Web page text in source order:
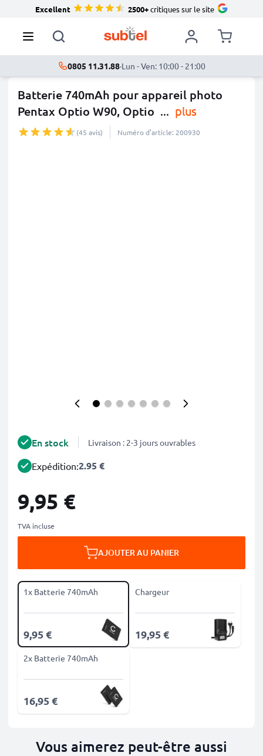
Excellent 2500+critiques sur le site
0805 11.31.88·Lun - Ven: 10:00 - 21:00
Batterie 740mAh pour appareil photo
Pentax Optio W90, Optio ... plus
(45 avis) Numéro d’article: 200930
En stock Livraison : 2-3 jours ouvrables
Expédition:2.95 €
9,95 €
TVA incluse
AJOUTER AU PANIER
1x Batterie 740mAh
9,95 €
Chargeur
19,95 €
2x Batterie 740mAh
16,95 €
Vous aimerez peut-être aussi